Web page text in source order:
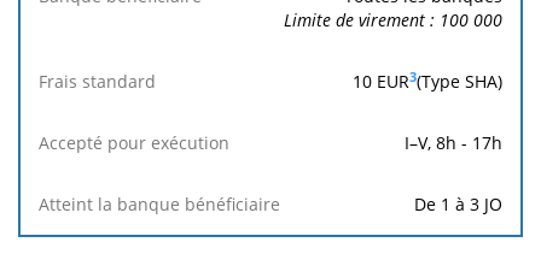
Limite de virement : 100 000
10 EUR3(Type SHA)
I–V, 8h - 17h
De 1 à 3 JO